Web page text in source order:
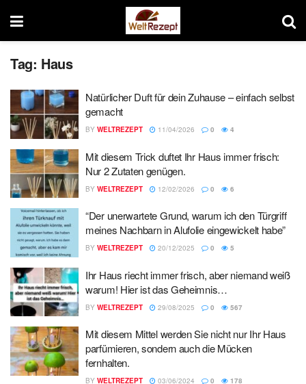
Tag: Haus
Natürlicher Duft für dein Zuhause – einfach selbst
gemacht
BY WELTREZEPT 11/04/2026 0 4
Mit diesem Trick duftet Ihr Haus immer frisch:
Nur 2 Zutaten genügen.
BY WELTREZEPT 12/02/2026 0 6
“Der unerwartete Grund, warum ich den Türgriff
meines Nachbarn in Alufolie eingewickelt habe”
BY WELTREZEPT 20/12/2025 0 5
Ihr Haus riecht immer frisch, aber niemand weiß
warum! Hier ist das Geheimnis…
BY WELTREZEPT 29/08/2025 0 567
Mit diesem Mittel werden Sie nicht nur Ihr Haus
parfümieren, sondern auch die Mücken
fernhalten.
BY WELTREZEPT 03/06/2024 0 178